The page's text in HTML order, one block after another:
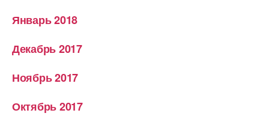
Январь 2018
Декабрь 2017
Ноябрь 2017
Октябрь 2017